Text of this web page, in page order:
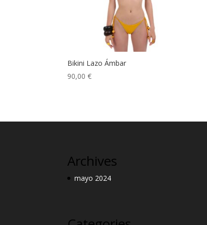
Bikini Lazo Ámbar
90,00€
Archives
mayo 2024